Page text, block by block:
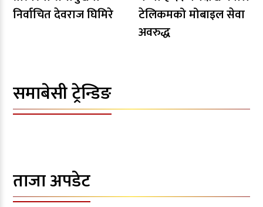
निर्वाचित देवराज घिमिरे
टेलिकमको मोबाइल सेवा
अवरुद्ध
समाबेसी ट्रेन्डिङ
ताजा अपडेट